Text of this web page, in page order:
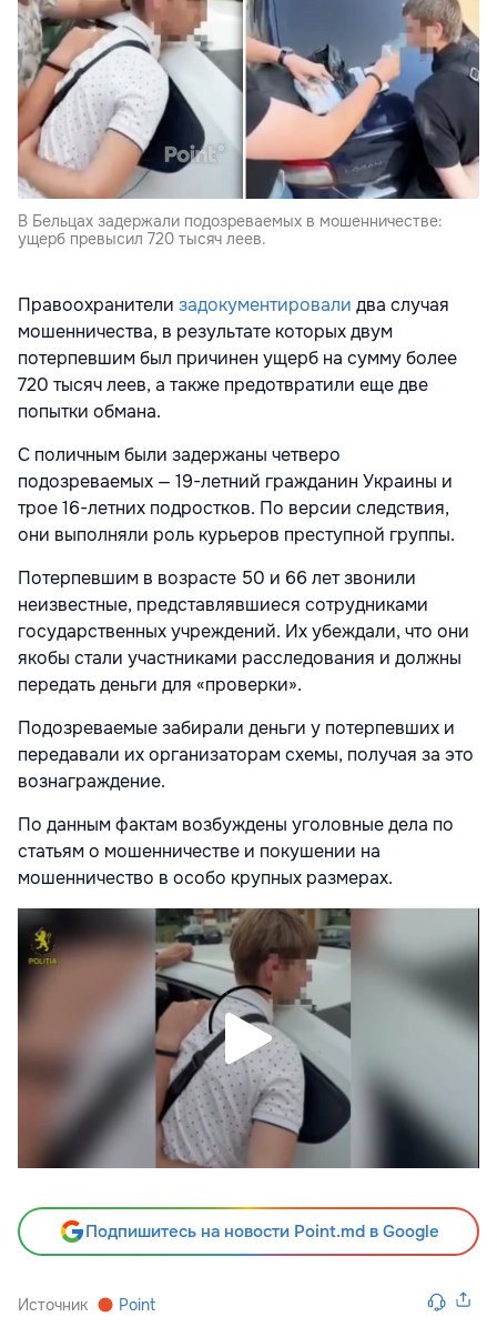
В Бельцах задержали подозреваемых в мошенничестве:
ущерб превысил 720 тысяч леев.
Правоохранители задокументировали два случая
мошенничества, в результате которых двум
потерпевшим был причинен ущерб на сумму более
720 тысяч леев, а также предотвратили еще две
попытки обмана.
С поличным были задержаны четверо
подозреваемых — 19-летний гражданин Украины и
трое 16-летних подростков. По версии следствия,
они выполняли роль курьеров преступной группы.
Потерпевшим в возрасте 50 и 66 лет звонили
неизвестные, представлявшиеся сотрудниками
государственных учреждений. Их убеждали, что они
якобы стали участниками расследования и должны
передать деньги для «проверки».
Подозреваемые забирали деньги у потерпевших и
передавали их организаторам схемы, получая за это
вознаграждение.
По данным фактам возбуждены уголовные дела по
статьям о мошенничестве и покушении на
мошенничество в особо крупных размерах.
Подпишитесь на новости Point.md в Google
Источник Point